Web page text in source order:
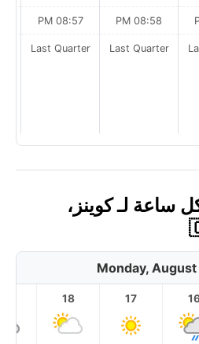
08:58 PM
Last Quarter
08:57 PM
Last Quarter
ساعة لـ كوينز،
Monday,
17
18